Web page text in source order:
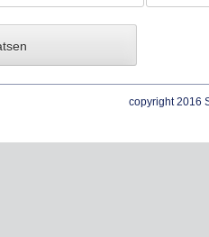
copyright 2016